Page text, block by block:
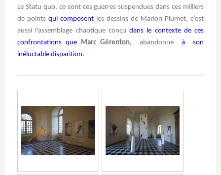
Le Statu quo, ce sont ces guerres suspendues dans ces milliers
de points qui composent les dessins de Marion Plumet, c’est
aussi l'assemblage chaotique conçu dans le contexte de ces
confrontations que Marc Gérenton, abandonne
à son
inéluctable disparition.